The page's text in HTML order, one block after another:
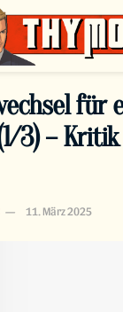
für
3) –
11. März 2025